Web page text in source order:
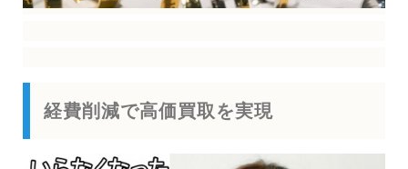
経費削減で高価買取を実現